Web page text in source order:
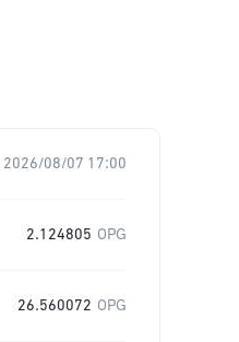
2026/08/07 17:00
2.124805 OPG
26.560072 OPG